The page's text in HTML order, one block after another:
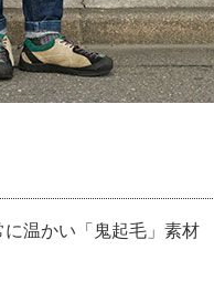
温かい「鬼起毛」素材